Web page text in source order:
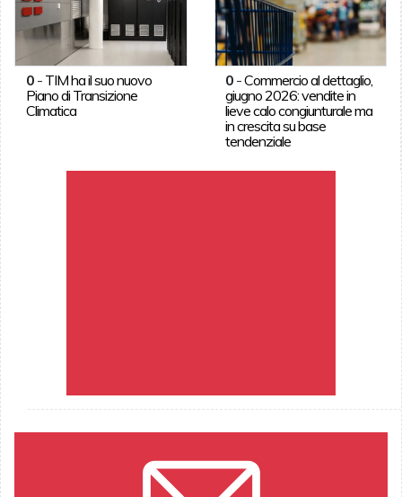
0- TIM ha il suo nuovo
Piano di Transizione
Climatica
0 -Commercio al dettaglio,
giugno 2026: vendite in
lieve calo congiunturale ma
in crescita su base
tendenziale